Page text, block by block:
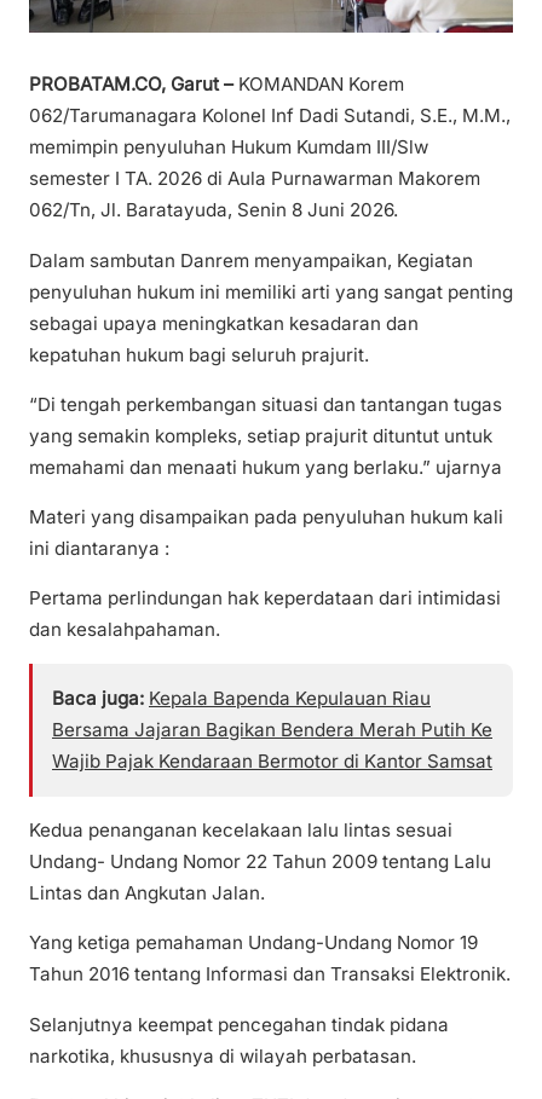
PROBATAM.CO, Garut – KOMANDAN Korem
062/Tarumanagara Kolonel Inf Dadi Sutandi, S.E., M.M.,
memimpin penyuluhan Hukum Kumdam III/Slw
semester I TA. 2026 di Aula Purnawarman Makorem
062/Tn, Jl. Baratayuda, Senin 8 Juni 2026.
Dalam sambutan Danrem menyampaikan, Kegiatan
penyuluhan hukum ini memiliki arti yang sangat penting
sebagai upaya meningkatkan kesadaran dan
kepatuhan hukum bagi seluruh prajurit.
“Di tengah perkembangan situasi dan tantangan tugas
yang semakin kompleks, setiap prajurit dituntut untuk
memahami dan menaati hukum yang berlaku.” ujarnya
Materi yang disampaikan pada penyuluhan hukum kali
ini diantaranya :
Pertama perlindungan hak keperdataan dari intimidasi
dan kesalahpahaman.
Baca juga: Kepala Bapenda Kepulauan Riau
Bersama Jajaran Bagikan Bendera Merah Putih Ke
Wajib Pajak Kendaraan Bermotor di Kantor Samsat
Kedua penanganan kecelakaan lalu lintas sesuai
Undang- Undang Nomor 22 Tahun 2009 tentang Lalu
Lintas dan Angkutan Jalan.
Yang ketiga pemahaman Undang-Undang Nomor 19
Tahun 2016 tentang Informasi dan Transaksi Elektronik.
Selanjutnya keempat pencegahan tindak pidana
narkotika, khususnya di wilayah perbatasan.